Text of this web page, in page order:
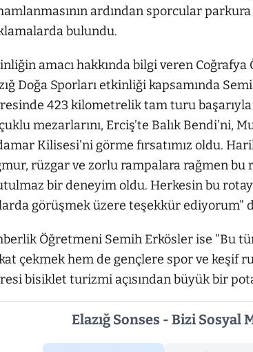
ardından sporcular
bulundu.
amacı hakkında bilgi veren
Doğa Sporları etkinliği kapsamında
423 kilometrelik tam turu
mezarlarını, Erciş’te Balık Bendi’ni,
Kilisesi’ni görme fırsatımız oldu.
rüzgar ve zorlu rampalara rağmen
bir deneyim oldu. Herkesin bu
görüşmek üzere teşekkür ediyorum"
Öğretmeni Semih Erkösler ise "Bu
çekmek hem de gençlere spor ve keşif
bisiklet turizmi açısından büyük bir
Elazığ Sonses - Bizi Sosyal